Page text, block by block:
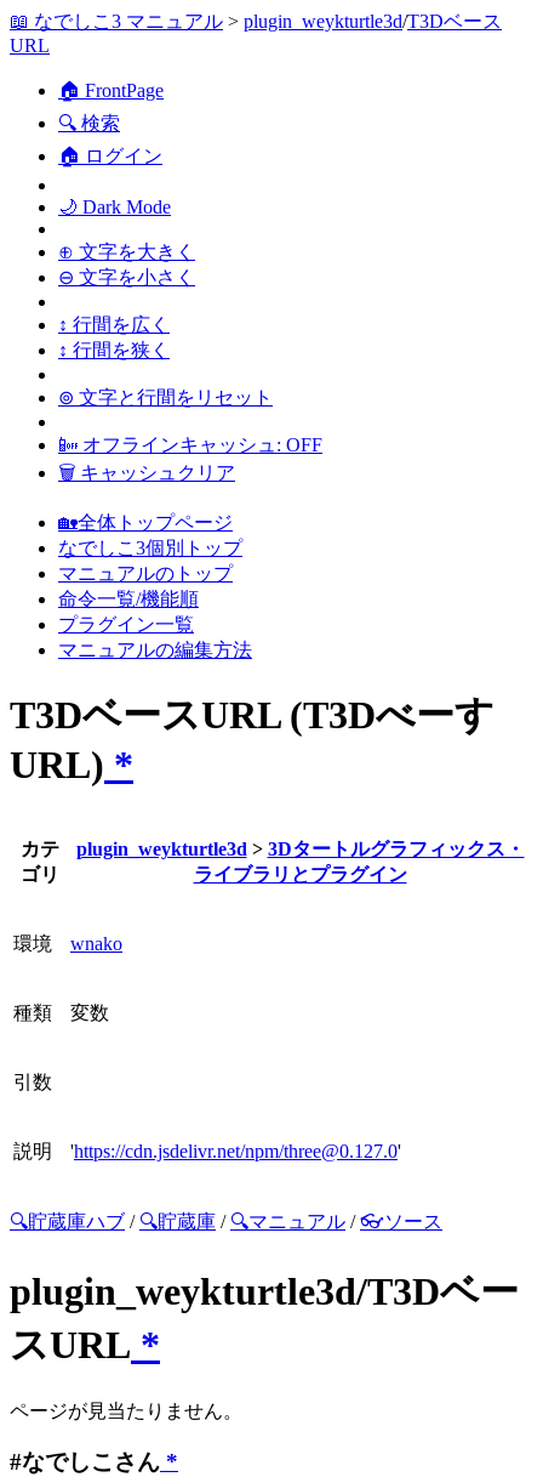
📖 なでしこ3 マニュアル > plugin_weykturtle3d/T3Dベース
URL
🏠 FrontPage
🔍 検索
🏠 ログイン
🌙 Dark Mode
⊕ 文字を大きく
⊖ 文字を小さく
↕ 行間を広く
↕ 行間を狭く
⊚ 文字と行間をリセット
📴 オフラインキャッシュ: OFF
🗑 キャッシュクリア
🏡全体トップページ
なでしこ3個別トップ
マニュアルのトップ
命令一覧/機能順
プラグイン一覧
マニュアルの編集方法
T3DベースURL (T3Dべーす
URL) *
カテ
ゴリ
plugin_weykturtle3d > 3Dタートルグラフィックス・
ライブラリとプラグイン
環境 wnako
種類 変数
引数
説明 'https://cdn.jsdelivr.net/npm/three@0.127.0'
🔍貯蔵庫ハブ / 🔍貯蔵庫 / 🔍マニュアル /👓ソース
plugin_weykturtle3d/T3Dベー
スURL *
ページが見当たりません。
#なでしこさん *